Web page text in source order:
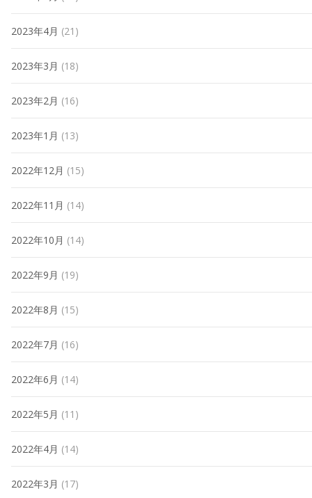
2023年4月 (21)
2023年3月 (18)
2023年2月 (16)
2023年1月 (13)
2022年12月 (15)
2022年11月 (14)
2022年10月 (14)
2022年9月 (19)
2022年8月 (15)
2022年7月 (16)
2022年6月 (14)
2022年5月 (11)
2022年4月 (14)
2022年3月 (17)